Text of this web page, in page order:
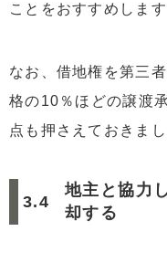
ことをおすすめします
なお、借地権を第三
格の10％ほどの譲渡
点も押さえておきまし
地主と協力
却する